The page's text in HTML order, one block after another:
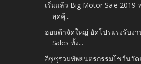
เริ่มแล้ว Big Motor Sale 2019
สุดคุ้...
ฮอนด้าจัดใหญ่ อัดโปรแรงรับง
Sales ทั้ง...
อีซูซุรวมทัพยนตรกรรมโชว์นวัต